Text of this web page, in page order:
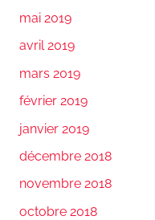
mai 2019
avril 2019
mars 2019
février 2019
janvier 2019
décembre 2018
novembre 2018
octobre 2018